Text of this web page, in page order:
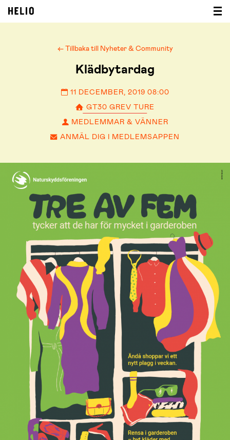
← Tillbaka till Nyheter & Community
Klädbytardag
11 DECEMBER, 2019 08:00
GT30 GREV TURE
MEDLEMMAR & VÄNNER
ANMÄL DIG I MEDLEMSAPPEN